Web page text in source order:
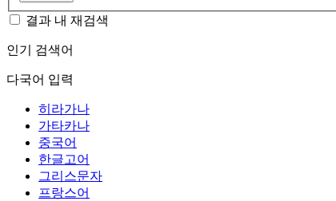
결과 내 재검색
인기 검색어
다국어 입력
히라가나
가타카나
중국어
한글고어
그리스문자
프랑스어